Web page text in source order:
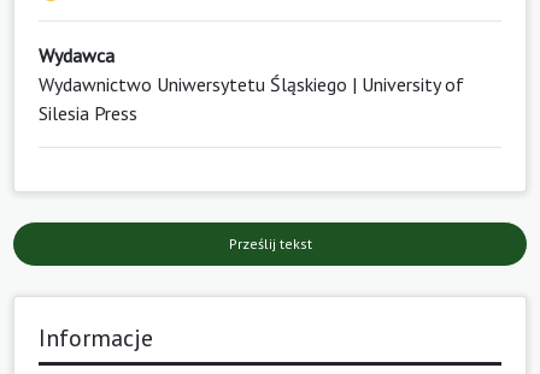
Wydawca
Wydawnictwo Uniwersytetu Śląskiego | University of
Silesia Press
Prześlij tekst
Informacje